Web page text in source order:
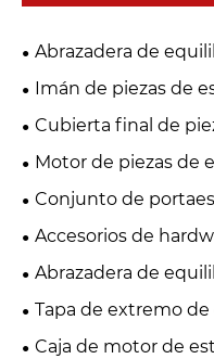
Abrazadera de
de metal
Imán de piezas de
Cubierta final de
Motor de piezas de
Conjunto de
de estampado de
Accesorios de
Abrazadera de
Tapa de extremo
Caja de motor de